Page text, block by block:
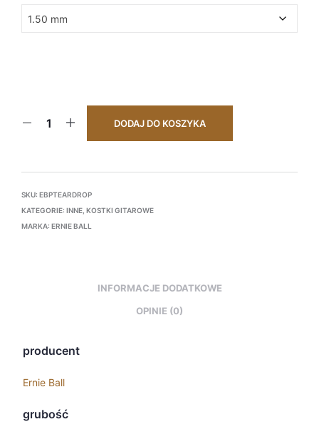
DODAJ DO KOSZYKA
SKU: EBPTEARDROP
KATEGORIE: INNE KOSTKI GITAROWE
MARKA: ERNIE BALL
INFORMACJE DODATKOWE
OPINIE (0)
producent
Ernie Ball
grubość